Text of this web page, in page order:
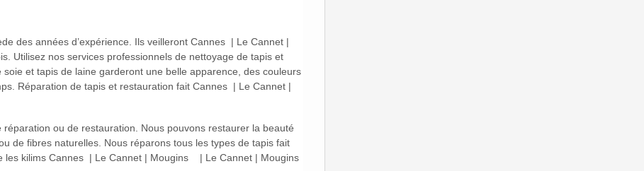
des années d’expérience. Ils veilleront Cannes | Le Cannet |
Utilisez nos services professionnels de nettoyage de tapis et
et tapis de laine garderont une belle apparence, des couleurs
Réparation de tapis et restauration fait Cannes | Le Cannet |
ou de restauration. Nous pouvons restaurer la beauté
de fibres naturelles. Nous réparons tous les types de tapis fait
kilims Cannes | Le Cannet | Mougins | Le Cannet | Mougins